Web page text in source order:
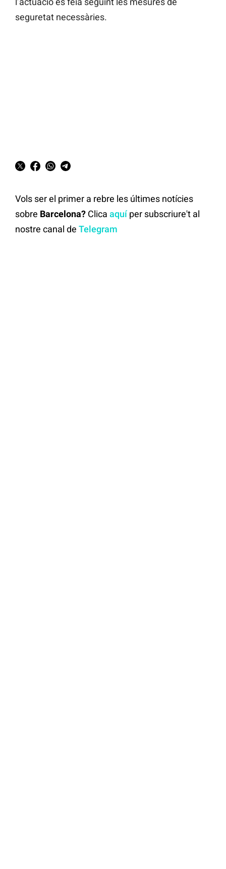
seguretat necessàries.
Vols ser el primer a rebre les últimes notícies
sobre Barcelona? Clica aquíper subscriure't al
nostre canal de Telegram